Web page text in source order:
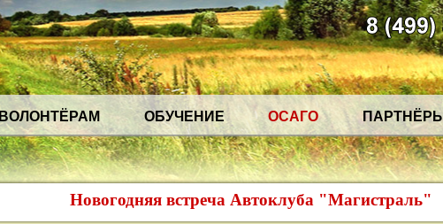
ВОЛОНТЁРАМ ОБУЧЕНИЕ ОСАГО ПАРТНЁРЫ
Новогодняя встреча Автоклуба "Магистраль"